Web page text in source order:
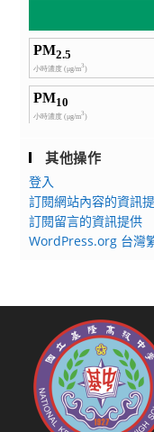
其他操作
登入
訂閱網站內容的資訊
訂閱留言的資訊提供
WordPress.org 台灣